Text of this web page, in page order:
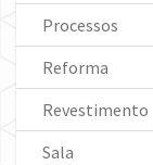
Processos
Reforma
Revestimento
Sala